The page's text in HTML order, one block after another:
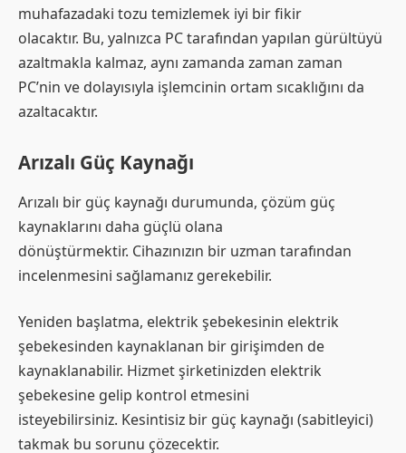
muhafazadaki tozu temizlemek iyi bir fikir
olacaktır. Bu, yalnızca PC tarafından yapılan gürültüyü
azaltmakla kalmaz, aynı zamanda zaman zaman
PC’nin ve dolayısıyla işlemcinin ortam sıcaklığını da
azaltacaktır.
Arızalı Güç Kaynağı
Arızalı bir güç kaynağı durumunda, çözüm güç
kaynaklarını daha güçlü olana
dönüştürmektir. Cihazınızın bir uzman tarafından
incelenmesini sağlamanız gerekebilir.
Yeniden başlatma, elektrik şebekesinin elektrik
şebekesinden kaynaklanan bir girişimden de
kaynaklanabilir. Hizmet şirketinizden elektrik
şebekesine gelip kontrol etmesini
isteyebilirsiniz. Kesintisiz bir güç kaynağı (sabitleyici)
takmak bu sorunu çözecektir.